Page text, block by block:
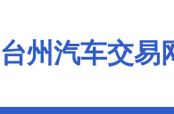
台州汽车交易